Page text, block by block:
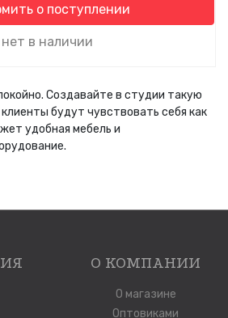
о поступлении
нет в наличии
Создавайте в студии такую
будут чувствовать себя как
удобная мебель и
О КОМПАНИИ
О магазине
Оптовиками